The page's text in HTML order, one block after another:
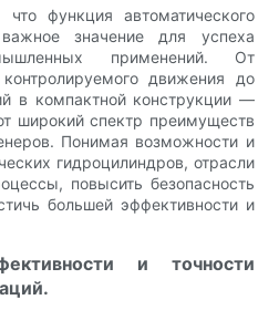
функция автоматического
значение для успеха
применений. От
движения до
в компактной конструкции —
широкий спектр преимуществ
Понимая возможности и
гидроцилиндров, отрасли
повысить безопасность
большей эффективности и
и точности